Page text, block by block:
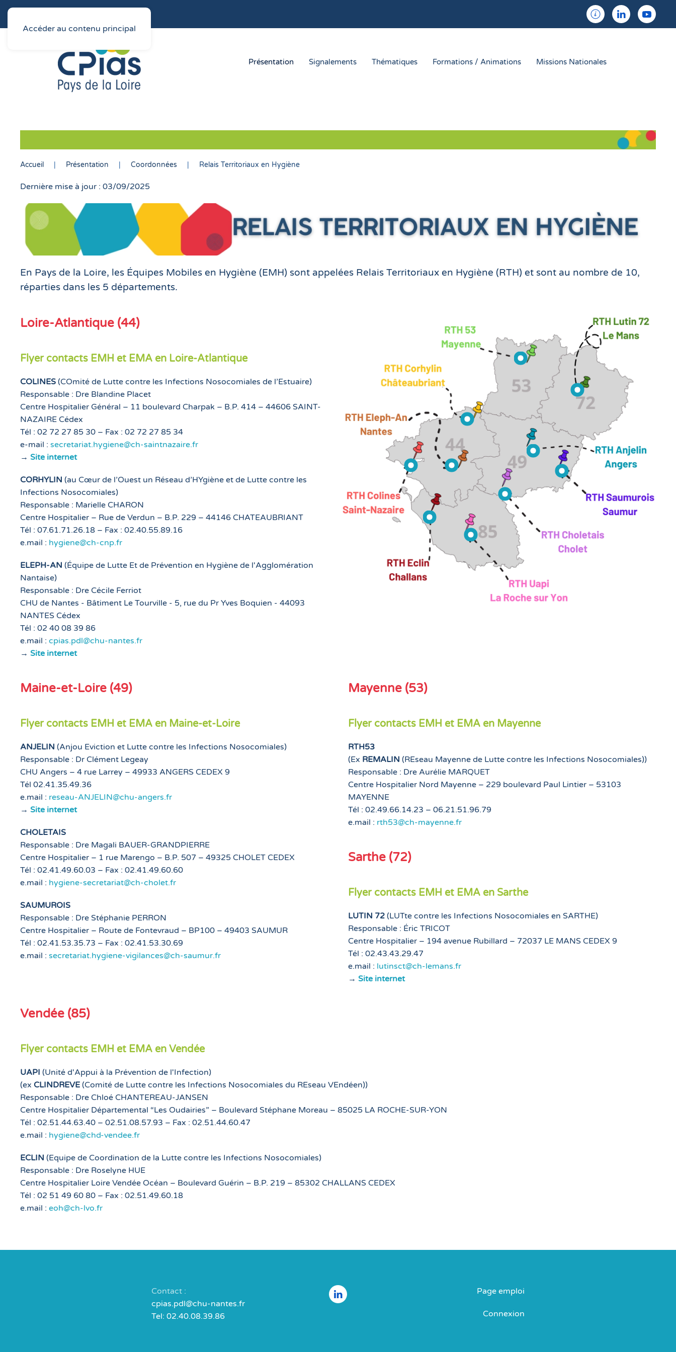
Accéder au contenu principal
Présentation Signalements Thématiques Formations / Animations Missions Nationales
Accueil Présentation Coordonnées Relais Territoriaux en Hygiène
Dernière mise à jour : 03/09/2025
En Pays de la Loire, les Équipes Mobiles en Hygiène (EMH) sont appelées Relais Territoriaux en Hygiène (RTH) et sont au nombre de 10,
réparties dans les 5 départements.
Loire-Atlantique (44)
Flyer contacts EMH et EMA en Loire-Atlantique
COLINES (COmité de Lutte contre les Infections Nosocomiales de l’Estuaire)
Responsable : Dre Blandine Placet
Centre Hospitalier Général – 11 boulevard Charpak – B.P. 414 – 44606 SAINT-
NAZAIRE Cédex
Tél : 02 72 27 85 30 – Fax : 02 72 27 85 34
e-mail : secretariat.hygiene@ch-saintnazaire.fr
→ Site internet
CORHYLIN (au Cœur de l’Ouest un Réseau d’HYgiène et de Lutte contre les
Infections Nosocomiales)
Responsable : Marielle CHARON
Centre Hospitalier – Rue de Verdun – B.P. 229 – 44146 CHATEAUBRIANT
Tél : 07.61.71.26.18 – Fax : 02.40.55.89.16
e.mail : hygiene@ch-cnp.fr
ELEPH-AN (Équipe de Lutte Et de Prévention en Hygiène de l'Agglomération
Nantaise)
Responsable : Dre Cécile Ferriot
CHU de Nantes - Bâtiment Le Tourville - 5, rue du Pr Yves Boquien - 44093
NANTES Cédex
Tél : 02 40 08 39 86
e.mail : cpias.pdl@chu-nantes.fr
→ Site internet
Maine-et-Loire (49)
Flyer contacts EMH et EMA en Maine-et-Loire
ANJELIN (Anjou Eviction et Lutte contre les Infections Nosocomiales)
Responsable : Dr Clément Legeay
CHU Angers – 4 rue Larrey – 49933 ANGERS CEDEX 9
Tél 02.41.35.49.36
e.mail : reseau-ANJELIN@chu-angers.fr
→ Site internet
CHOLETAIS
Responsable : Dre Magali BAUER-GRANDPIERRE
Centre Hospitalier – 1 rue Marengo – B.P. 507 – 49325 CHOLET CEDEX
Tél : 02.41.49.60.03 – Fax : 02.41.49.60.60
e.mail : hygiene-secretariat@ch-cholet.fr
SAUMUROIS
Responsable : Dre Stéphanie PERRON
Centre Hospitalier – Route de Fontevraud – BP100 – 49403 SAUMUR
Tél : 02.41.53.35.73 – Fax : 02.41.53.30.69
e.mail : secretariat.hygiene-vigilances@ch-saumur.fr
Mayenne (53)
Flyer contacts EMH et EMA en Mayenne
RTH53
(Ex REMALIN (REseau Mayenne de Lutte contre les Infections Nosocomiales))
Responsable : Dre Aurélie MARQUET
Centre Hospitalier Nord Mayenne – 229 boulevard Paul Lintier – 53103
MAYENNE
Tél : 02.49.66.14.23 – 06.21.51.96.79
e.mail : rth53@ch-mayenne.fr
Sarthe (72)
Flyer contacts EMH et EMA en Sarthe
LUTIN 72 (LUTte contre les Infections Nosocomiales en SARTHE)
Responsable : Éric TRICOT
Centre Hospitalier – 194 avenue Rubillard – 72037 LE MANS CEDEX 9
Tél : 02.43.43.29.47
e.mail : lutinsct@ch-lemans.fr
→ Site internet
Vendée (85)
Flyer contacts EMH et EMA en Vendée
UAPI (Unité d'Appui à la Prévention de l'Infection)
(ex CLINDREVE (Comité de Lutte contre les Infections Nosocomiales du REseau VEndéen))
Responsable : Dre Chloé CHANTEREAU-JANSEN
Centre Hospitalier Départemental “Les Oudairies” – Boulevard Stéphane Moreau – 85025 LA ROCHE-SUR-YON
Tél : 02.51.44.63.40 – 02.51.08.57.93 – Fax : 02.51.44.60.47
e.mail : hygiene@chd-vendee.fr
ECLIN (Equipe de Coordination de la Lutte contre les Infections Nosocomiales)
Responsable : Dre Roselyne HUE
Centre Hospitalier Loire Vendée Océan – Boulevard Guérin – B.P. 219 – 85302 CHALLANS CEDEX
Tél : 02 51 49 60 80 – Fax : 02.51.49.60.18
e.mail : eoh@ch-lvo.fr
Contact :
cpias.pdl@chu-nantes.fr
Tel: 02.40.08.39.86
Page emploi
Connexion